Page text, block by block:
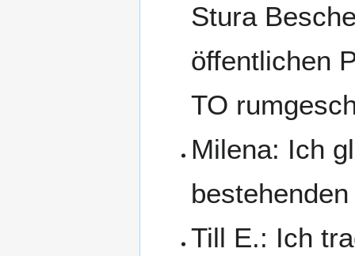
Stura
öffentlichen
TO
Milena: Ich
Till E.: Ich